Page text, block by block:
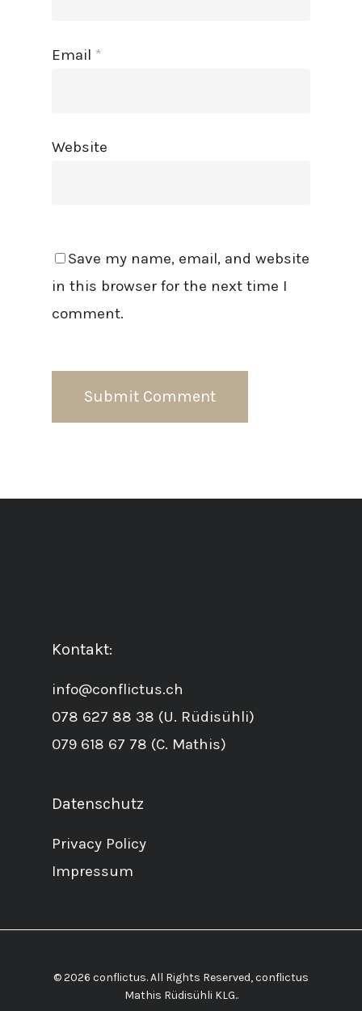
Email *
Website
Save my name, email, and website
in this browser for the next time I
comment.
Kontakt:
info@conflictus.ch
078 627 88 38 (U. Rüdisühli)
079 618 67 78 (C. Mathis)
Datenschutz
Privacy Policy
Impressum
© 2026 conflictus. All Rights Reserved, conflictus
Mathis Rüdisühli KLG..